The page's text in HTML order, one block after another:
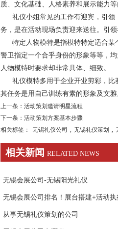
质、文化基础、人格素养和展示能力等
礼仪小姐 常见的工作有迎宾，引领
务，是在活动现场负责迎来送往。引
特定人物模特是指模特特定适合某
警卫指定一个合乎身份的形象等等，
人物模特时要求却非常具体、细致。
礼仪模特多用于企业开业剪彩，比
其任务是用自己训练有素的形象及文
上一条： 活动策划邀请明星流程
下一条： 活动策划方案基本步骤
相关标签：
无锡礼仪公司 , 无锡礼仪策划 ,
相关新闻 RELATED NEWS
无锡会展公司-无锡阳光礼仪
无锡会展公司排名！展台搭建+活动
从事无锡礼仪策划的公司